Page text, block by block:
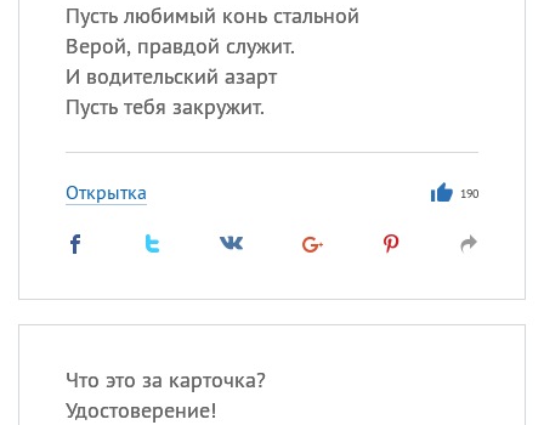
Пусть любимый конь стальной
Верой, правдой служит.
И водительский азарт
Пусть тебя закружит.
Открытка 190
Что это за карточка?
Удостоверение!
Посмотреть значение
происхождение